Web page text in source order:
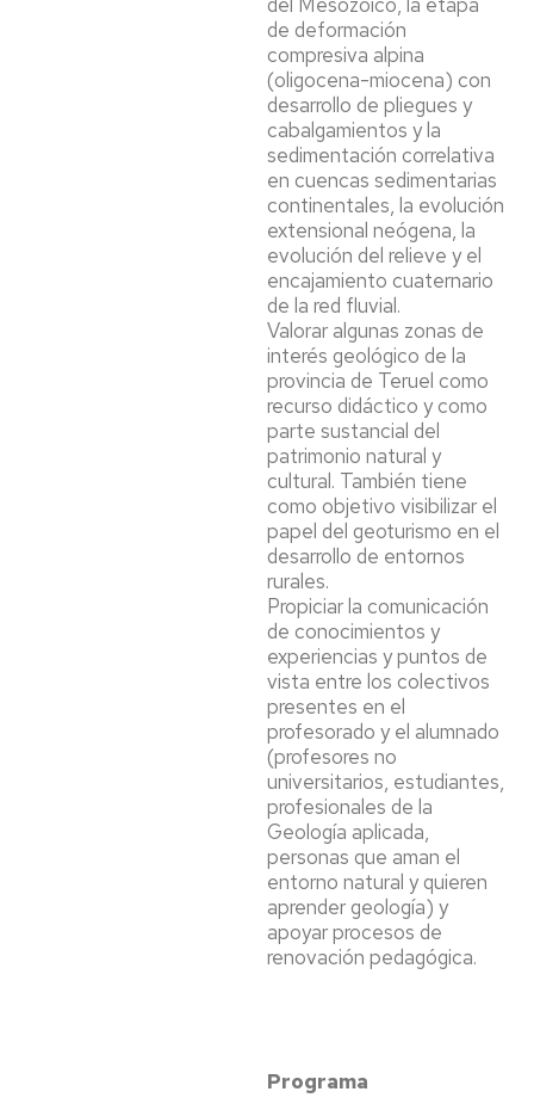
de deformación
compresiva alpina
(oligocena-miocena) con
desarrollo de pliegues y
cabalgamientos y la
sedimentación correlativa
en cuencas sedimentarias
continentales, la evolución
extensional neógena, la
evolución del relieve y el
encajamiento cuaternario
de la red fluvial.
Valorar algunas zonas de
interés geológico de la
provincia de Teruel como
recurso didáctico y como
parte sustancial del
patrimonio natural y
cultural. También tiene
como objetivo visibilizar el
papel del geoturismo en el
desarrollo de entornos
rurales.
Propiciar la comunicación
de conocimientos y
experiencias y puntos de
vista entre los colectivos
presentes en el
profesorado y el alumnado
(profesores no
universitarios, estudiantes,
profesionales de la
Geología aplicada,
personas que aman el
entorno natural y quieren
aprender geología) y
apoyar procesos de
renovación pedagógica.
Programa